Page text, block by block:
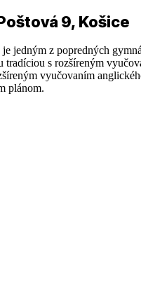
9, Košice
jedným z popredných
tradíciou s rozšíreným
vyučovaním
plánom.